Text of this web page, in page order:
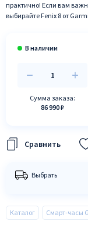
практично! Если вам
выбирайте Fenix 8 от
Сумма заказа:
86 990 ₽
Выбрать
Каталог Смарт-часы